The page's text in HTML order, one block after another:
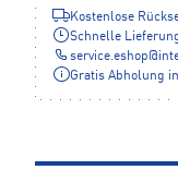
Kostenlose
Schnelle
service.eshop@
Gratis Abholung